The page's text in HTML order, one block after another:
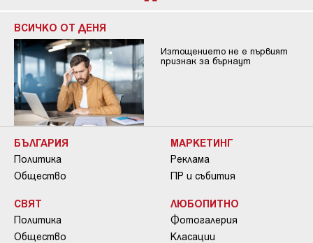
ВСИЧКО ОТ ДЕНЯ
Изтощението не е първият
признак за бърнаут
БЪЛГАРИЯ
Политика
Общество
СВЯТ
Политика
Общество
МАРКЕТИНГ
Реклама
ПР и събития
ЛЮБОПИТНО
Фотогалерия
Класации